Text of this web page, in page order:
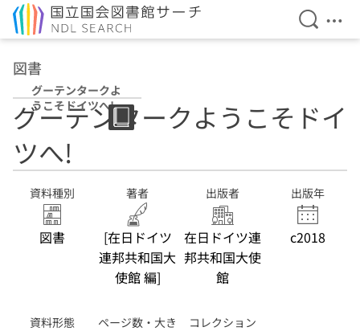
検索を
メ
図書
グーテンタークよ
うこそドイツへ!
グーテンタークようこそドイ
ツへ!
資料種別
図書
著者
[在日ドイツ
連邦共和国大
使館 編]
出版者
在日ドイツ連
邦共和国大使
館
出版年
c2018
資料形態
ページ数・大き
コレクション